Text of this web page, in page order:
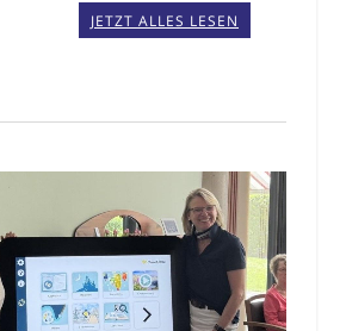
JETZT ALLES LESEN